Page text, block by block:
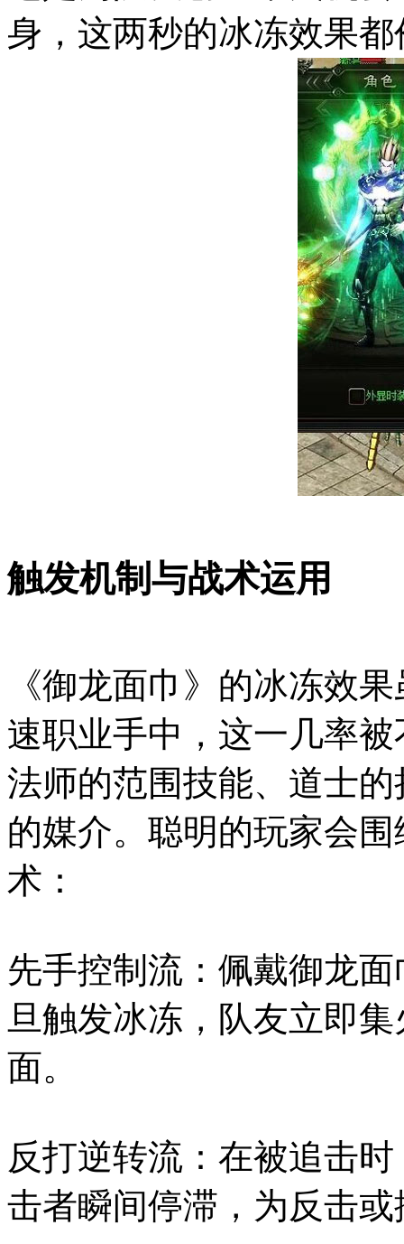
身，这两秒的冰冻效果
触发机制与战术运用
《御龙面巾》的冰冻效
速职业手中，这一几率
法师的范围技能、道士
的媒介。聪明的玩家会
术：
先手控制流：佩戴御龙
旦触发冰冻，队友立即
面。
反打逆转流：在被追击
击者瞬间停滞，为反击